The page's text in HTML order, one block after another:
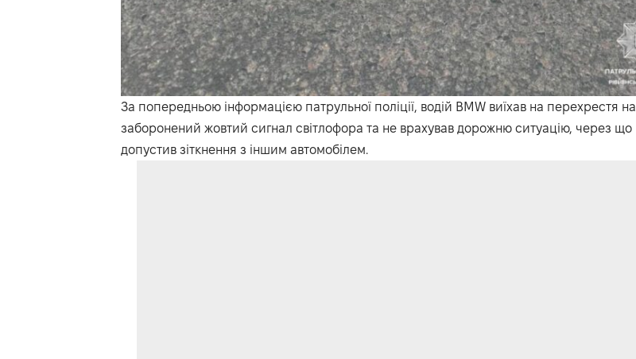
За попередньою інформацією патрульної поліції, водій BMW виїхав на перехрестя на
заборонений жовтий сигнал світлофора та не врахував дорожню ситуацію, через що
допустив зіткнення з іншим автомобілем.